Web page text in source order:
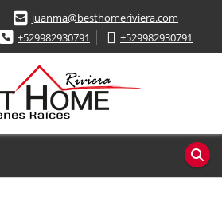
juanma@besthomeriviera.com
+529982930791
+529982930791